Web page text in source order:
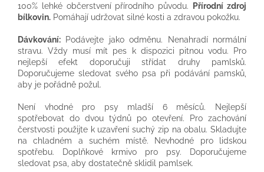
100% lehké občerstvení přírodního původu.
Přírodní zdroj
bílkovin. Pomáhají udržovat silné kosti a zdravou pokožku.
Dávkování: Podávejte jako odměnu. Nenahradí normální
stravu. Vždy musí mít pes k dispozici pitnou vodu. Pro
nejlepší efekt doporučuji střídat druhy pamlsků.
Doporučujeme sledovat svého psa při podávání pamsků,
aby je pořádně požul.
Není vhodné pro psy mladší 6 měsíců. Nejlepší
spotřebovat do dvou týdnů po otevření. Pro zachování
čerstvosti použijte k uzavření suchý zip na obalu. Skladujte
na chladném a suchém místě. Nevhodné pro lidskou
spotřebu. Doplňkové krmivo pro psy. Doporučujeme
sledovat psa, aby dostatečně sklidil pamlsek.